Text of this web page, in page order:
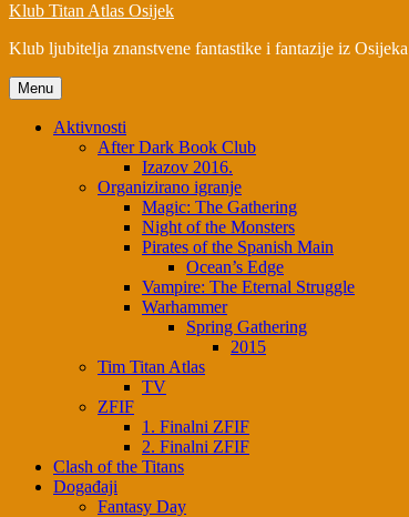
Klub Titan Atlas Osijek
Klub ljubitelja znanstvene fantastike i fantazije iz Osijeka
Menu
Aktivnosti
After Dark Book Club
Izazov 2016.
Organizirano igranje
Magic: The Gathering
Night of the Monsters
Pirates of the Spanish Main
Ocean’s Edge
Vampire: The Eternal Struggle
Warhammer
Spring Gathering
2015
Tim Titan Atlas
TV
ZFIF
1. Finalni ZFIF
2. Finalni ZFIF
Clash of the Titans
Događaji
Fantasy Day